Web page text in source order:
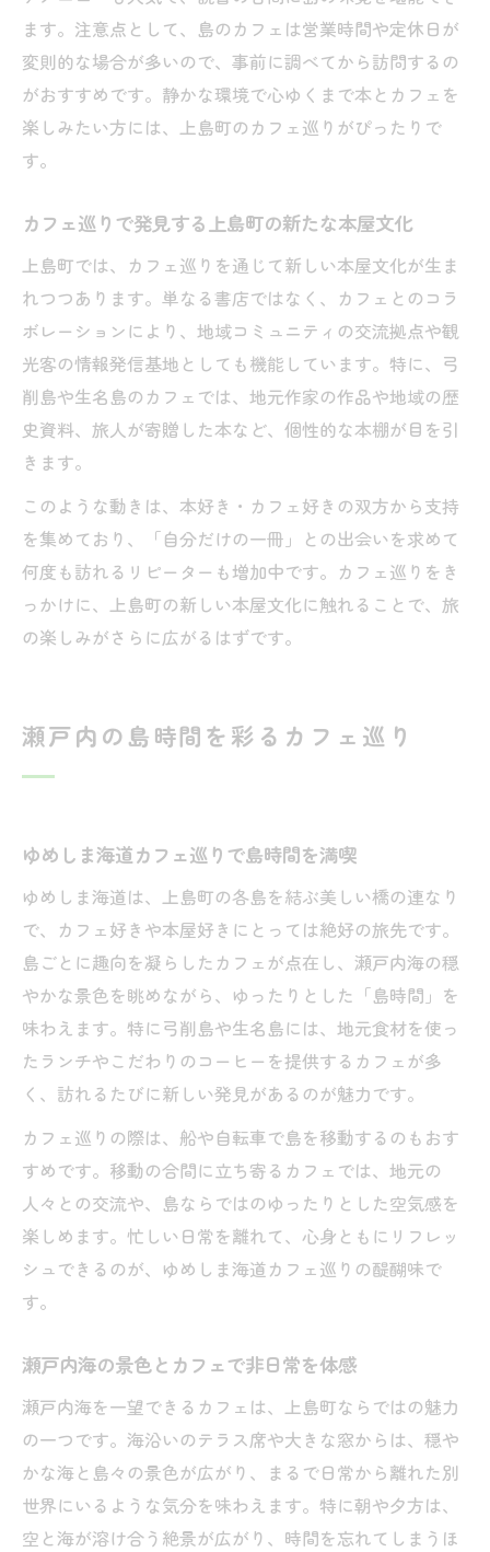
ます。注意点として、島のカフェは営業時間や定休日が
変則的な場合が多いので、事前に調べてから訪問するの
がおすすめです。静かな環境で心ゆくまで本とカフェを
楽しみたい方には、上島町のカフェ巡りがぴったりで
す。
カフェ巡りで発見する上島町の新たな本屋文化
上島町では、カフェ巡りを通じて新しい本屋文化が生ま
れつつあります。単なる書店ではなく、カフェとのコラ
ボレーションにより、地域コミュニティの交流拠点や観
光客の情報発信基地としても機能しています。特に、弓
削島や生名島のカフェでは、地元作家の作品や地域の歴
史資料、旅人が寄贈した本など、個性的な本棚が目を引
きます。
このような動きは、本好き・カフェ好きの双方から支持
を集めており、「自分だけの一冊」との出会いを求めて
何度も訪れるリピーターも増加中です。カフェ巡りをき
っかけに、上島町の新しい本屋文化に触れることで、旅
の楽しみがさらに広がるはずです。
瀬戸内の島時間を彩るカフェ巡り
ゆめしま海道カフェ巡りで島時間を満喫
ゆめしま海道は、上島町の各島を結ぶ美しい橋の連なり
で、カフェ好きや本屋好きにとっては絶好の旅先です。
島ごとに趣向を凝らしたカフェが点在し、瀬戸内海の穏
やかな景色を眺めながら、ゆったりとした「島時間」を
味わえます。特に弓削島や生名島には、地元食材を使っ
たランチやこだわりのコーヒーを提供するカフェが多
く、訪れるたびに新しい発見があるのが魅力です。
カフェ巡りの際は、船や自転車で島を移動するのもおす
すめです。移動の合間に立ち寄るカフェでは、地元の
人々との交流や、島ならではのゆったりとした空気感を
楽しめます。忙しい日常を離れて、心身ともにリフレッ
シュできるのが、ゆめしま海道カフェ巡りの醍醐味で
す。
瀬戸内海の景色とカフェで非日常を体感
瀬戸内海を一望できるカフェは、上島町ならではの魅力
の一つです。海沿いのテラス席や大きな窓からは、穏や
かな海と島々の景色が広がり、まるで日常から離れた別
世界にいるような気分を味わえます。特に朝や夕方は、
空と海が溶け合う絶景が広がり、時間を忘れてしまうほ